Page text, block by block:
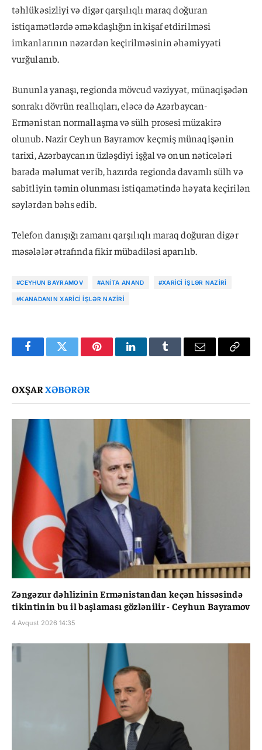
təhlükəsizliyi və digər qarşılıqlı maraq doğuran
istiqamətlərdə əməkdaşlığın inkişaf etdirilməsi
imkanlarının nəzərdən keçirilməsinin əhəmiyyəti
vurğulanıb.
Bununla yanaşı, regionda mövcud vəziyyət, münaqişədən
sonrakı dövrün reallıqları, eləcə də Azərbaycan-
Ermənistan normallaşma və sülh prosesi müzakirə
olunub. Nazir Ceyhun Bayramov keçmiş münaqişənin
tarixi, Azərbaycanın üzləşdiyi işğal və onun nəticələri
barədə məlumat verib, hazırda regionda davamlı sülh və
sabitliyin təmin olunması istiqamətində həyata keçirilən
səylərdən bəhs edib.
Telefon danışığı zamanı qarşılıqlı maraq doğuran digər
məsələlər ətrafında fikir mübadiləsi aparılıb.
#CEYHUN BAYRAMOV #ANITA ANAND #XARICI IŞLƏR NAZIRI
#KANADANIN XARICI IŞLƏR NAZIRI
FacebookTwitter PinterestLinkedInTumblr Email
Copy
OXŞARXƏBƏRƏR
Zəngəzur dəhlizinin Ermənistandan keçən hissəsində
tikintinin bu il başlaması gözlənilir - Ceyhun Bayramov
4 Avqust 2026 14:35